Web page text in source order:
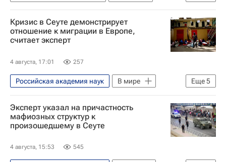
Владимир Путин
Общество
Кризис в Сеуте демонстрирует
отношение к миграции в Европе,
считает эксперт
4 августа, 17:01 257
Еще5
Российская академия наук
В мире
Испания
Сеута
Наплыв мигрантов в Испании
Еврокомиссия
Европа
Эксперт указал на причастность
мафиозных структур к
произошедшему в Сеуте
4 августа, 15:53 545